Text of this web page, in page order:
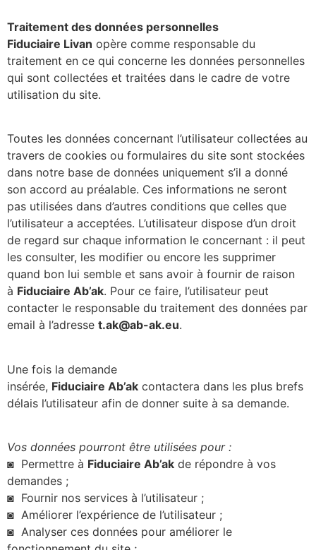
Traitement des données personnelles
Fiduciaire Livan opère comme responsable du
traitement en ce qui concerne les données personnelles
qui sont collectées et traitées dans le cadre de votre
utilisation du site.
Toutes les données concernant l’utilisateur collectées au
travers de cookies ou formulaires du site sont stockées
dans notre base de données uniquement s’il a donné
son accord au préalable. Ces informations ne seront
pas utilisées dans d’autres conditions que celles que
l’utilisateur a acceptées. L’utilisateur dispose d’un droit
de regard sur chaque information le concernant : il peut
les consulter, les modifier ou encore les supprimer
quand bon lui semble et sans avoir à fournir de raison
à Fiduciaire Ab’ak. Pour ce faire, l’utilisateur peut
contacter le responsable du traitement des données par
email à l’adresse t.ak@ab-ak.eu.
Une fois la demande
insérée, Fiduciaire Ab’ak contactera dans les plus brefs
délais l’utilisateur afin de donner suite à sa demande.
Vos données pourront être utilisées pour :
◙ Permettre à Fiduciaire Ab’ak de répondre à vos
demandes ;
◙ Fournir nos services à l’utilisateur ;
◙ Améliorer l’expérience de l’utilisateur ;
◙ Analyser ces données pour améliorer le